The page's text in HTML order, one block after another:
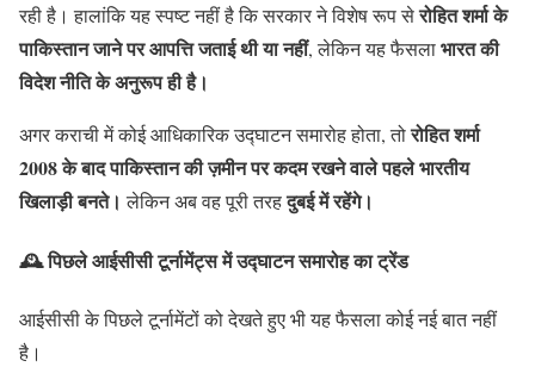
रही है। हालांकि यह स्पष्ट नहीं है कि सरकार ने विशेष रूप सेरोहित शर्मा के
पाकिस्तान जाने पर आपत्ति जताई थी या नहीं, लेकिन यह फैसलाभारत की
विदेश नीति के अनुरूप ही है।
अगर कराची में कोई आधिकारिक उद्घाटन समारोह होता, तोरोहित शर्मा
2008 के बाद पाकिस्तान की ज़मीन पर कदम रखने वाले पहले भारतीय
खिलाड़ी बनते। लेकिन अब वह पूरी तरहदुबई में रहेंगे।
🕰️ पिछले आईसीसी टूर्नामेंट्स में उद्घाटन समारोह का ट्रेंड
आईसीसी के पिछले टूर्नामेंटों को देखते हुए भी यह फैसला कोई नई बात नहीं
है।